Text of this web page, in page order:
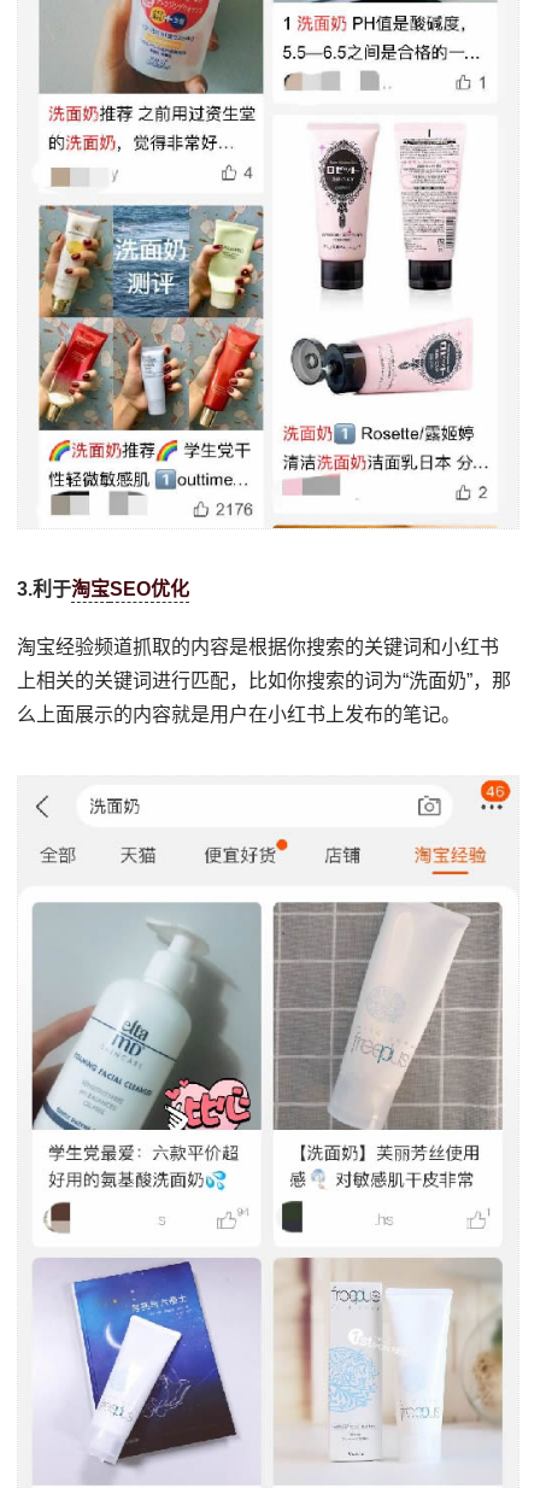
3.利于淘宝SEO优化
淘宝经验频道抓取的内容是根据你搜索的关键词和小红书
上相关的关键词进行匹配，比如你搜索的词为“洗面奶”，那
么上面展示的内容就是用户在小红书上发布的笔记。